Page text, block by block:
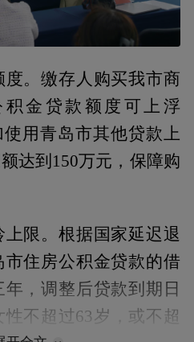
。缴存人购买我市商
金贷款额度可上浮
用青岛市其他贷款上
达到150万元，保障购
限。根据国家延迟退
住房公积金贷款的借
，调整后贷款到期日
不超过63岁，或不超